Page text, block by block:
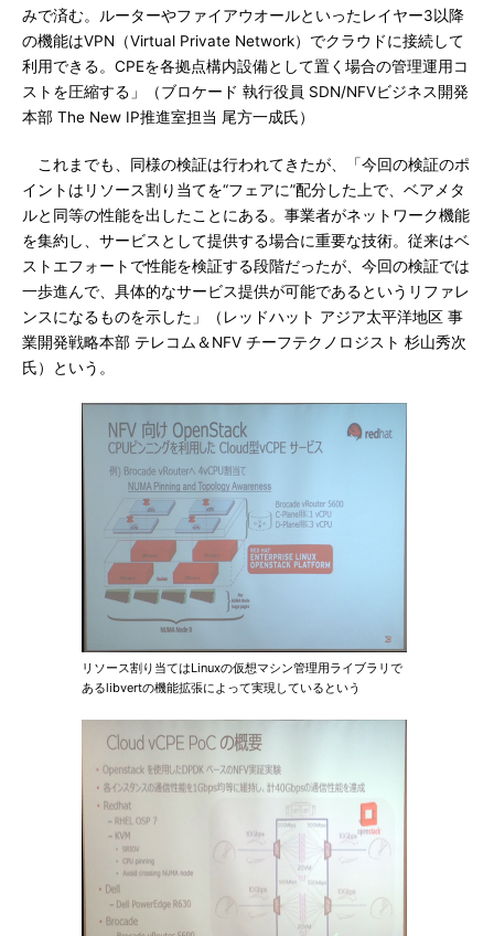
みで済む。ルーターやファイアウオールといったレイヤー3以降
の機能はVPN（Virtual Private Network）でクラウドに接続して
利用できる。CPEを各拠点構内設備として置く場合の管理運用コ
ストを圧縮する」（ブロケード 執行役員 SDN/NFVビジネス開発
本部 The New IP推進室担当 尾方一成氏）
これまでも、同様の検証は行われてきたが、「今回の検証のポ
イントはリソース割り当てを“フェアに”配分した上で、ベアメタ
ルと同等の性能を出したことにある。事業者がネットワーク機能
を集約し、サービスとして提供する場合に重要な技術。従来はベ
ストエフォートで性能を検証する段階だったが、今回の検証では
一歩進んで、具体的なサービス提供が可能であるというリファレ
ンスになるものを示した」（レッドハット アジア太平洋地区 事
業開発戦略本部 テレコム＆NFV チーフテクノロジスト 杉山秀次
氏）という。
リソース割り当てはLinuxの仮想マシン管理用ライブラリで
あるlibvertの機能拡張によって実現しているという